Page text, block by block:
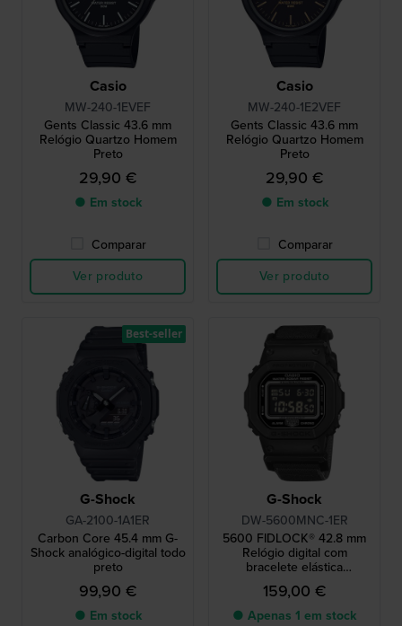
Casio
MW-240-1EVEF
Gents Classic 43.6 mm
Relógio Quartzo Homem
Preto
29,90 €
● Em stock
Comparar
Ver produto
Casio
MW-240-1E2VEF
Gents Classic 43.6 mm
Relógio Quartzo Homem
Preto
29,90 €
● Em stock
Comparar
Ver produto
G-Shock
GA-2100-1A1ER
Carbon Core 45.4 mm G-
Shock analógico-digital todo
preto
99,90 €
● Em stock
Best-seller
G-Shock
DW-5600MNC-1ER
5600 FIDLOCK® 42.8 mm
Relógio digital com
bracelete elástica
confortável e fecho
magnético FIDLOCK®.
159,00 €
● Apenas 1 em stock